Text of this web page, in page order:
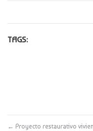
TAGS:
← Proyecto restaurativo